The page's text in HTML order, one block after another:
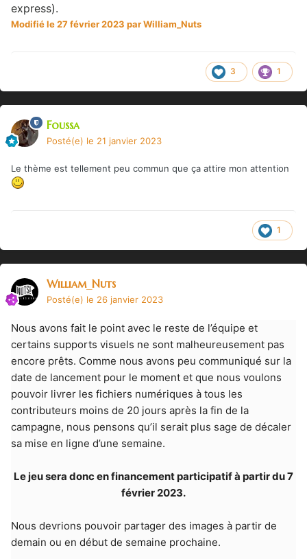
express).
Modifiéle 27 février 2023 par William_Nuts
3 1
Foussa
Posté(e) le 21 janvier 2023
Le thème est tellement peu commun que ça attire mon attention
1
William_Nuts
Posté(e) le 26 janvier 2023
Nous avons fait le point avec le reste de l’équipe et
certains supports visuels ne sont malheureusement pas
encore prêts. Comme nous avons peu communiqué sur la
date de lancement pour le moment et que nous voulons
pouvoir livrer les fichiers numériques à tous les
contributeurs moins de 20 jours après la fin de la
campagne, nous pensons qu’il serait plus sage de décaler
sa mise en ligne d’une semaine.
Le jeu sera donc en financement participatif à partir du 7
février 2023.
Nous devrions pouvoir partager des images à partir de
demain ou en début de semaine prochaine.